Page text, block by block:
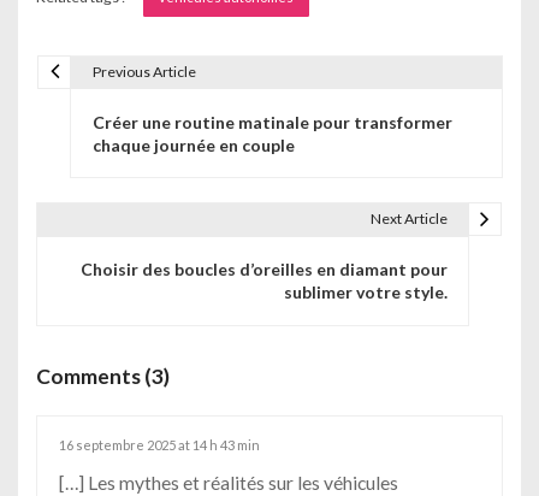
Previous Article
Créer une routine matinale pour transformer
chaque journée en couple
Next Article
Choisir des boucles d’oreilles en diamant pour
sublimer votre style.
Comments (3)
16 septembre 2025 at 14 h 43 min
[…] Les mythes et réalités sur les véhicules